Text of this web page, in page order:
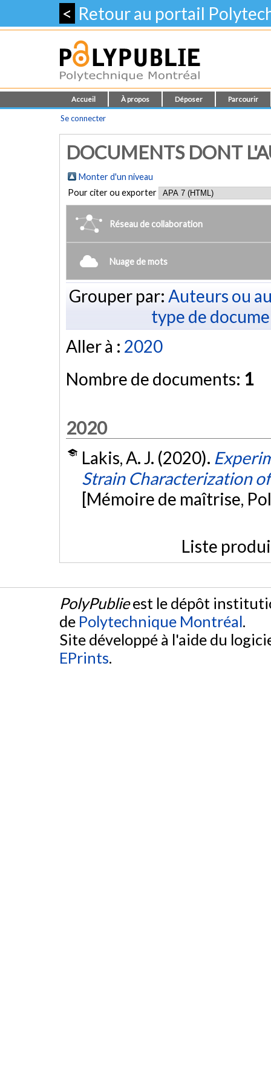
< Retour au portail
Accueil À propos Déposer Parcourir
Se connecter
DOCUMENTS DONT
Monter d'un niveau
Pour citer ou exporter
Réseau de collaboration
Nuage de mots
Grouper par: Auteurs ou
type de
Aller à : 2020
Nombre de documents: 1
2020
Lakis, A. J. (2020).
Strain Characterization
[Mémoire de maîtrise,
Liste
PolyPublieest le dépôt
de Polytechnique Montréal.
Site développé à l'aide du
EPrints.